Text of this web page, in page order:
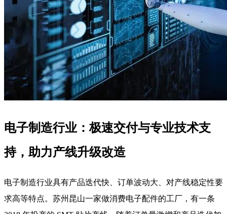
电子制造行业：极速交付与专业技术支
持，助力产线升级改造
电子制造行业具有产品迭代快、订单波动大、对产线稳定性要
求高等特点。苏州昆山一家做消费电子配件的工厂，有一条